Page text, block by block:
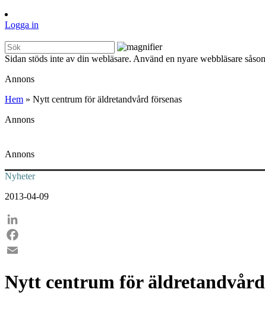
Logga in
Sidan stöds inte av din webläsare. Använd en nyare webbläsare
Annons
Hem » Nytt centrum för äldretandvård försenas
Annons
Annons
Nyheter
2013-04-09
LinkedIn
Facebook
Nytt centrum för äldretandvård